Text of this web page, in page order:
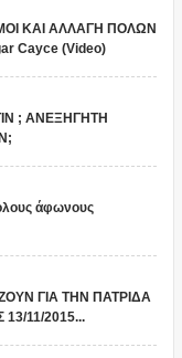
ΚΑΙ ΑΛΛΑΓΗ ΠΟΛΩΝ
Cayce (Video)
; ΑΝΕΞΗΓΗΤΗ
άφωνους
ΓΙΑ ΤΗΝ ΠΑΤΡΙΔΑ
11/2015...